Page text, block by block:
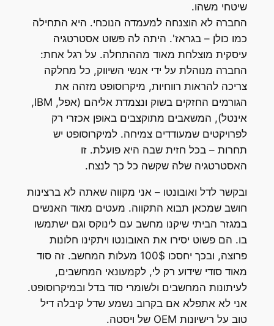
שיטחי משהו.
החברה לא הוצנחה למעמדה הנוכחי. היא התחילה
כמו כולן – בגראז'. היתה לה פשוט אסטרטגיה
עיסקית מוצלחת מאוד מההתחלה. על רגל אחת:
החברה מנוהלת על ידי אנשי השיווק, כל מחלקה
צריכה להראות רווחיות, מיקרוסופט מזהה את
הגורמים החזקים בשוק ונצמדת אליהם (אפל, IBM,
אינטל), המשאבים מתוקצבים באופן אכזרי רק
לפרויקטים שמעודדים צמיחה. למיקרוסופט יש
תחרות – בכל חזית שבה היא פועלת. זו
האסטרטגיה שלה שקשה כל כך לנצח.
ובקשר לדל ואובונטו – אני מקווה שאתה לא ברצינות
חושב שמכאן תבוא התקווה. מעטים מאוד האנשים
במגזר הביתי שיקנו מחשב עם לינוקס וגם ישתמשו
בו. הם פשוט יסירו את האובונטו ויתקינו חלונות
פרוצה, ובכך יחסכו 100$ מעלות המחשב. זה סוד
מאוד סודי שידוע רק לי, לקמעונאי המחשבים,
לעיתונות המחשבים ולשומרי סוד בדל ובמיקרוסופט.
אני לא אתפלא אם בקרוב נשמע שדל קיבלה דיל
טוב על רישיונות OEM של ויסטה.